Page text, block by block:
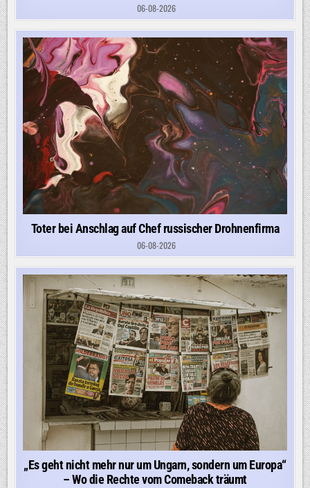
06-08-2026
Toter bei Anschlag auf Chef russischer Drohnenfirma
06-08-2026
„Es geht nicht mehr nur um Ungarn, sondern um Europa“
– Wo die Rechte vom Comeback träumt